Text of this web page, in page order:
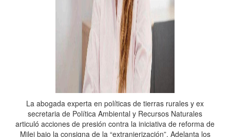
La abogada experta en políticas de tierras rurales y ex
secretaria de Política Ambiental y Recursos Naturales
articuló acciones de presión contra la iniciativa de reforma de
Milei bajo la consigna de la “extranjerización”. Adelanta los